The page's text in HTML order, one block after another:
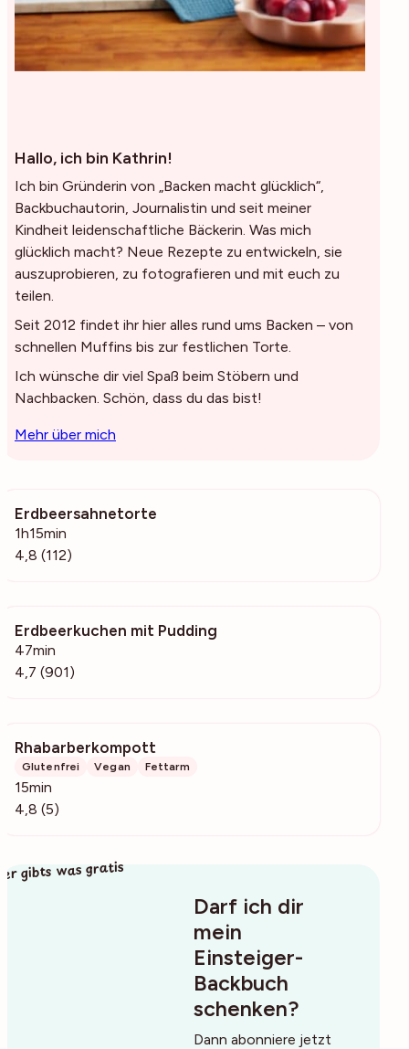
Hallo, ich bin Kathrin!
Ich bin Gründerin von „Backen macht glücklich“,
Backbuchautorin, Journalistin und seit meiner
Kindheit leidenschaftliche Bäckerin. Was mich
glücklich macht? Neue Rezepte zu entwickeln, sie
auszuprobieren, zu fotografieren und mit euch zu
teilen.
Seit 2012 findet ihr hier alles rund ums Backen – von
schnellen Muffins bis zur festlichen Torte.
Ich wünsche dir viel Spaß beim Stöbern und
Nachbacken. Schön, dass du das bist!
Mehr über mich
Erdbeersahnetorte
1h15min
4,8 (112)
Erdbeerkuchen mit Pudding
47min
4,7 (901)
Rhabarberkompott
Glutenfrei Vegan Fettarm
15min
4,8 (5)
Darf ich dir
mein
Einsteiger-
Backbuch
schenken?
Dann abonniere jetzt
gibts was gratis